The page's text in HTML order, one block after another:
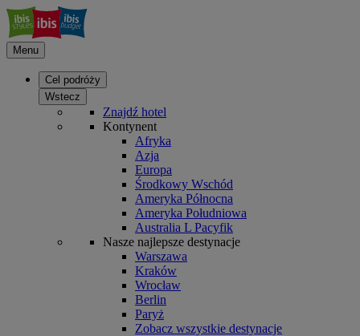
Menu
Cel podróży
Wstecz
Znajdź hotel
Kontynent
Afryka
Azja
Europa
Środkowy Wschód
Ameryka Północna
Ameryka Południowa
Australia L Pacyfik
Nasze najlepsze destynacje
Warszawa
Kraków
Wrocław
Berlin
Paryż
Zobacz wszystkie destynacje